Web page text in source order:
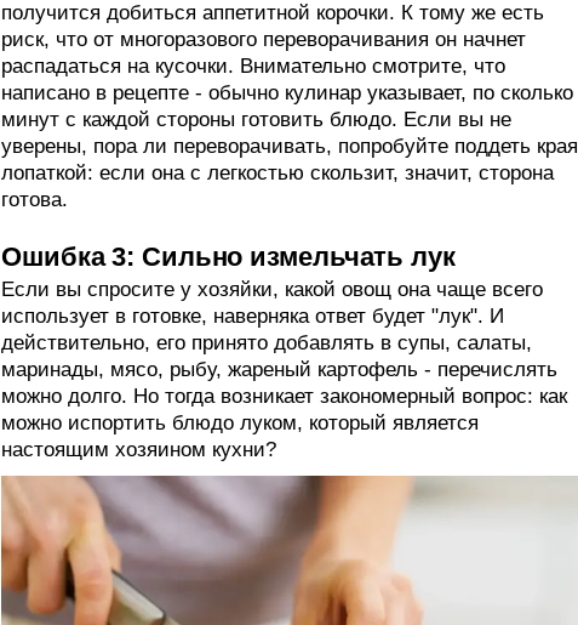
получится добиться аппетитной корочки. К тому же есть
риск, что от многоразового переворачивания он начнет
распадаться на кусочки. Внимательно смотрите, что
написано в рецепте - обычно кулинар указывает, по сколько
минут с каждой стороны готовить блюдо. Если вы не
уверены, пора ли переворачивать, попробуйте поддеть края
лопаткой: если она с легкостью скользит, значит, сторона
готова.
Ошибка 3: Сильно измельчать лук
Если вы спросите у хозяйки, какой овощ она чаще всего
использует в готовке, наверняка ответ будет "лук". И
действительно, его принято добавлять в супы, салаты,
маринады, мясо, рыбу, жареный картофель - перечислять
можно долго. Но тогда возникает закономерный вопрос: как
можно испортить блюдо луком, который является
настоящим хозяином кухни?